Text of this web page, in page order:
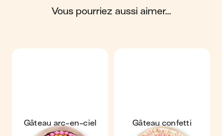
vous pourriez aussi aimer...
Gâteau arc-en-ciel Gâteau confetti